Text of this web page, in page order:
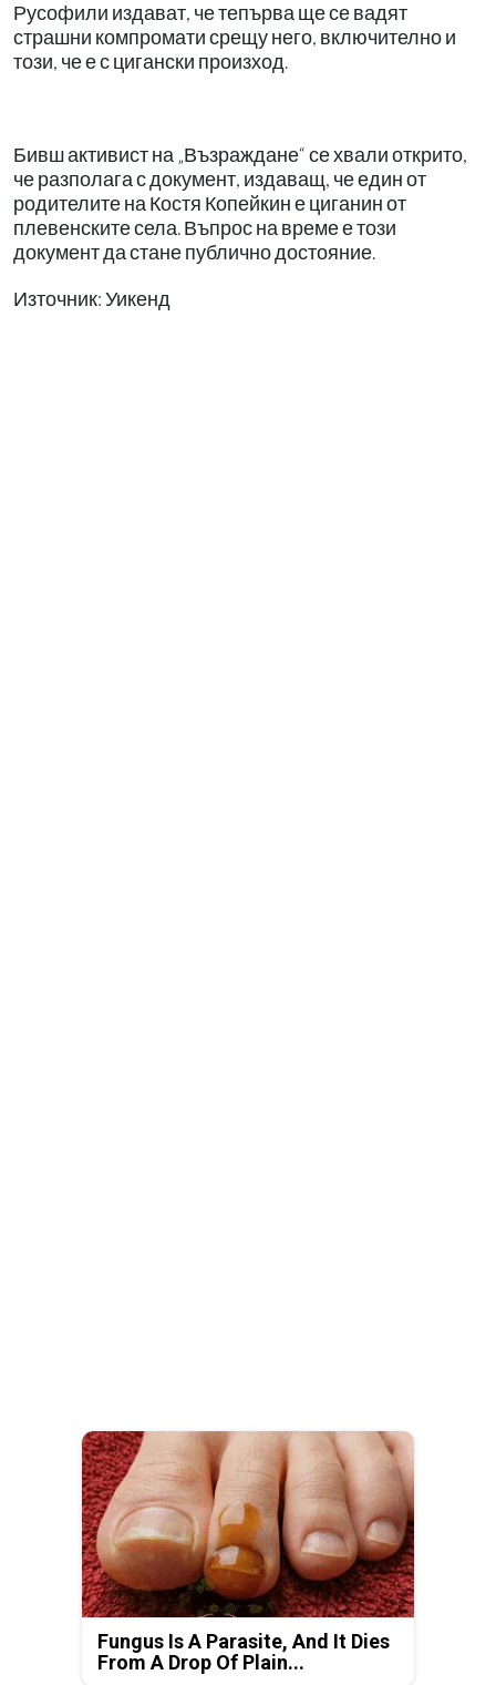
Русофили издават, че тепърва ще се вадят
страшни компромати срещу него, включително и
този, че е с цигански произход.
Бивш активист на „Възраждане“ се хвали открито,
че разполага с документ, издаващ, че един от
родителите на Костя Копейкин е циганин от
плевенските села. Въпрос на време е този
документ да стане публично достояние.
Източник: Уикенд
Fungus Is A Parasite, And It Dies
From A Drop Of Plain...